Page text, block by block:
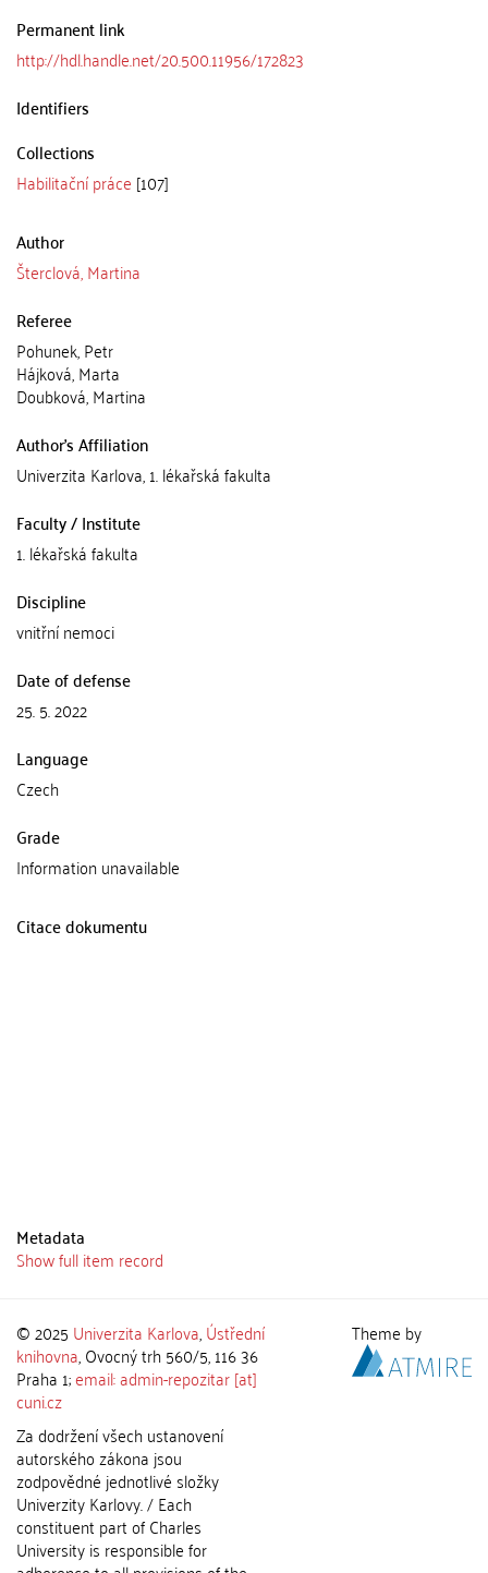
Permanent link
http://hdl.handle.net/20.500.11956/172823
Identifiers
Collections
Habilitační práce [107]
Author
Šterclová, Martina
Referee
Pohunek, Petr
Hájková, Marta
Doubková, Martina
Author's Affiliation
Univerzita Karlova, 1. lékařská fakulta
Faculty / Institute
1. lékařská fakulta
Discipline
vnitřní nemoci
Date of defense
25. 5. 2022
Language
Czech
Grade
Information unavailable
Citace dokumentu
Metadata
Show full item record
© 2025 Univerzita Karlova,Ústřední
knihovna, Ovocný trh 560/5, 116 36
Praha 1;email: admin-repozitar [at]
cuni.cz
Za dodržení všech ustanovení
autorského zákona jsou
zodpovědné jednotlivé složky
Univerzity Karlovy. / Each
constituent part of Charles
University is responsible for
Theme by